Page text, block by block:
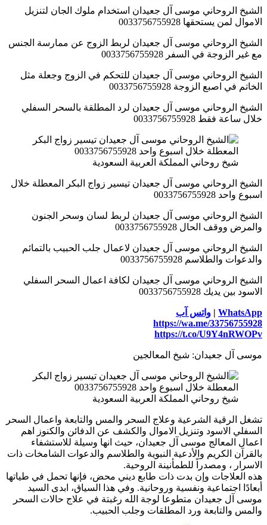
الشيخ الروحاني موسى آل جعيدان استخدام ملوك الجان لتنزيل
الاموال لمن يستحقها 0033756755928
الشيخ الروحاني موسى آل جعيدان لربط الزوج عن ممارسة الجنس
مع غير الزوجة في السفر 0033756755928
الشيخ الروحاني موسى آل جعيدان للتحكم في الزوج وجعلة مثل
الخاتم في اصبع الزوجة 0033756755928
الشيخ الروحاني موسى آل جعيدان لرد المطلقة بالسحر السفلي
خلال ساعة فقط 0033756755928
شيخ روحاني المملكة العربية السعودية
الشيخ الروحاني موسى آل جعيدان تيسير زواج البكر المعطلة خلال
اسبوع واحد 0033756755928
الشيخ الروحاني موسى آل جعيدان لربط لسان وسحر الجنون
والمرض ووقف الحال 0033756755928
الشيخ الروحاني موسى آل جعيدان لاعمال جلب الحبيب بالتمائم
والدعوات والطلاسم 0033756755928
الشيخ الروحاني موسى آل جعيدان لكافة اعمال السحر السفلي
الاسود بين يديك 0033756755928
WhatsApp
| واتس آب
https://wa.me/33756755928
https://t.co/U9Y4nRWOPv
موسى آل جعيدان: شيخ المعالجين
شيخ روحاني المملكة العربية السعودية
تشغل الرقية الشرعية وعلاج السحر والمس والتابعة واعمال السحر
السفلي الاسود وتنزيل الاموال والكشف عن الدفائن والكنوز اهم
اعمال المعالج موسى آل جعيدان، حيث انها وسيلة للاستشفاء
بالقرآن الكريم والأدعية النبوية والطلاسم والدعوات الشامخات ذات
الاسرار ، ومصدراً للطمأنينة الروحية.
هذه العلاجات وإن بدت ذات طابع ديني محض، فإنها تحمل في طياتها
أبعادًا اجتماعية ونفسية وروحانية. وفي هذا السياق، ابدى السيد
موسى آل جعيدان متطوعا لوجة الله رغبتة في علاج حالات السحر
والمس والتابعة ورد المطلقات وجلب الحبيب.